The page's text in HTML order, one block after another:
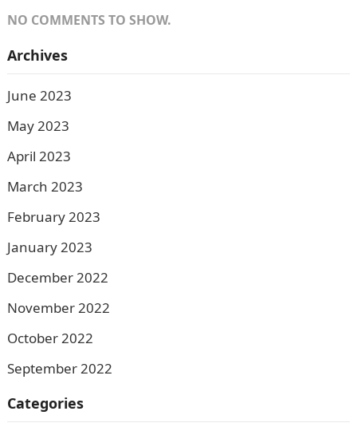
NO COMMENTS TO SHOW.
Archives
June 2023
May 2023
April 2023
March 2023
February 2023
January 2023
December 2022
November 2022
October 2022
September 2022
Categories